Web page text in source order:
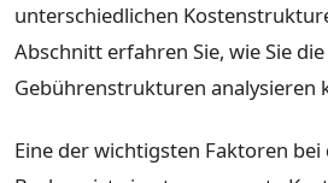
unterschiedlichen
Abschnitt erfahren Sie, wie Sie
Gebührenstrukturen analysieren
Eine der wichtigsten Faktoren